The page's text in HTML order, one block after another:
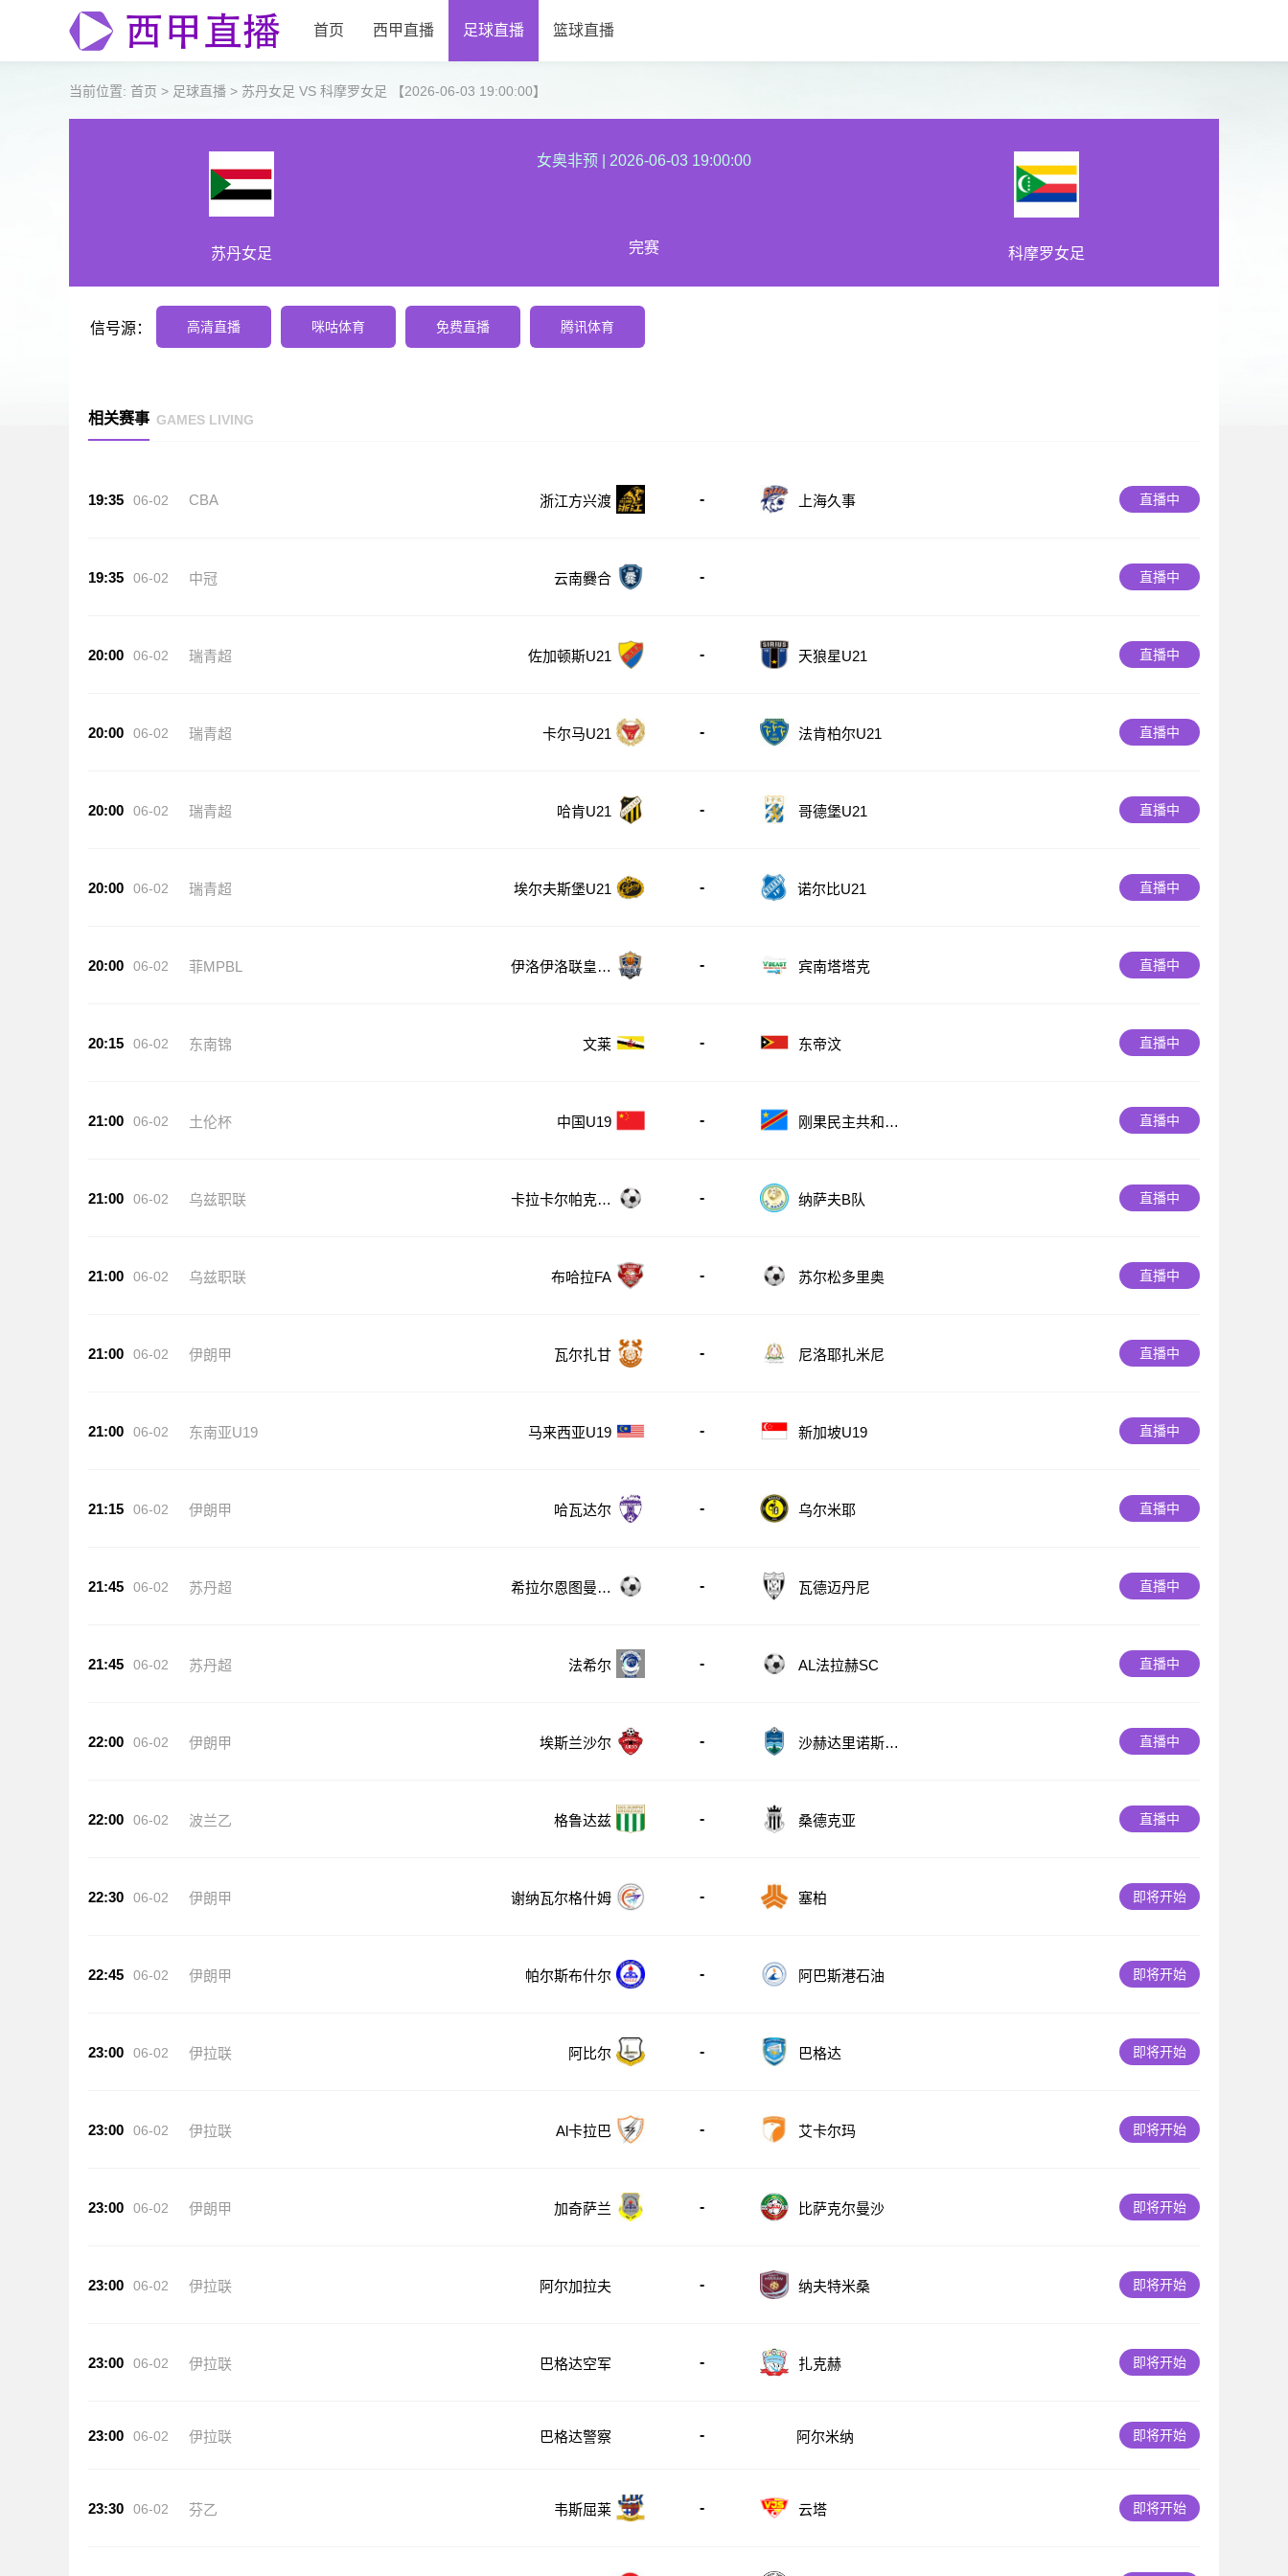
首页 西甲直播 足球直播 篮球直播
当前位置: 首页 > 足球直播 > 苏丹女足 VS 科摩罗女足 【2026-06-03 19:00:00】
苏丹女足
女奥非预 2026-06-03 19:00:00
完赛 科摩罗女足
信号源： 高清直播 咪咕体育 免费直播 腾讯体育
相关赛事 GAMES LIVING
19:35 06-02 CBA 浙江方兴渡 - 上海久事 直播中
19:35 06-02 中冠 云南爨合 - 直播中
20:00 06-02 瑞青超 佐加顿斯U21 - 天狼星U21 直播中
20:00 06-02 瑞青超 卡尔马U21 - 法肯柏尔U21 直播中
20:00 06-02 瑞青超 哈肯U21 - 哥德堡U21 直播中
20:00 06-02 瑞青超 埃尔夫斯堡U21 - 诺尔比U21 直播中
20:00 06-02 菲MPBL
伊洛伊洛联皇家
- 宾南塔塔克 直播中
20:15 06-02 东南锦 文莱 - 东帝汶 直播中
21:00 06-02 土伦杯 中国U19 -
刚果民主共和国
直播中
21:00 06-02 乌兹职联
卡拉卡尔帕克斯
- 纳萨夫B队 直播中
21:00 06-02 乌兹职联 布哈拉FA - 苏尔松多里奥 直播中
21:00 06-02 伊朗甲 瓦尔扎甘 - 尼洛耶扎米尼 直播中
21:00 06-02 东南亚U19 马来西亚U19 - 新加坡U19 直播中
21:15 06-02 伊朗甲 哈瓦达尔 - 乌尔米耶 直播中
21:45 06-02 苏丹超
希拉尔恩图曼B
- 瓦德迈丹尼 直播中
21:45 06-02 苏丹超 法希尔 - AL法拉赫SC 直播中
22:00 06-02 伊朗甲 埃斯兰沙尔 -
沙赫达里诺斯哈
直播中
22:00 06-02 波兰乙 格鲁达兹 - 桑德克亚 直播中
22:30 06-02 伊朗甲 谢纳瓦尔格什姆 - 塞柏 即将开始
22:45 06-02 伊朗甲 帕尔斯布什尔 - 阿巴斯港石油 即将开始
23:00 06-02 伊拉联 阿比尔 - 巴格达 即将开始
23:00 06-02 伊拉联 Al卡拉巴 - 艾卡尔玛 即将开始
23:00 06-02 伊朗甲 加奇萨兰 - 比萨克尔曼沙 即将开始
23:00 06-02 伊拉联 阿尔加拉夫 - 纳夫特米桑 即将开始
23:00 06-02 伊拉联 巴格达空军 - 扎克赫 即将开始
23:00 06-02 伊拉联 巴格达警察 - 阿尔米纳 即将开始
23:30 06-02 芬乙 韦斯屈莱 云塔 即将开始